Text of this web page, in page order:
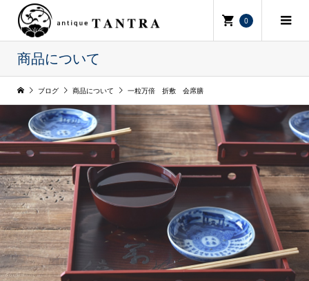
0
商品について
ブログ 商品について 一粒万倍 折敷 会席膳